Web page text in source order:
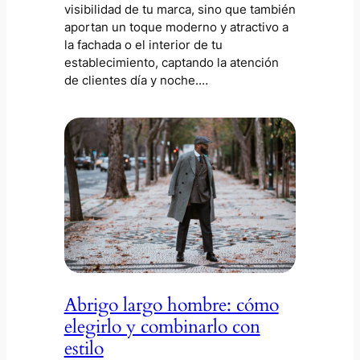
visibilidad de tu marca, sino que también
aportan un toque moderno y atractivo a
la fachada o el interior de tu
establecimiento, captando la atención
de clientes día y noche.…
Abrigo largo hombre: cómo
elegirlo y combinarlo con
estilo